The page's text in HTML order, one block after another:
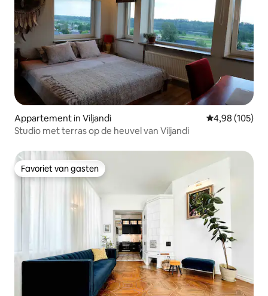
Appartement in Viljandi Gemiddelde
4,98 (105)
Studio met terras op de heuvel van Viljandi
Favoriet van gasten
Favoriet van gasten